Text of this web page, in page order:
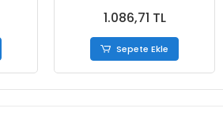
1.086,71 TL
Sepete Ekle